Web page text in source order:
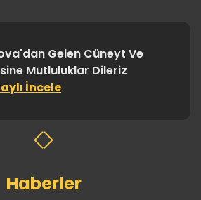
Ve
Dileriz
Haberler